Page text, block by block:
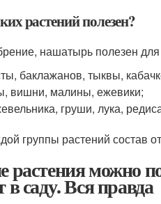
растений полезен?
нашатырь полезен
баклажанов, тыквы,
вишни, малины, ежевики;
груши, лука,
группы растений состав
растения можно
в саду. Вся правда